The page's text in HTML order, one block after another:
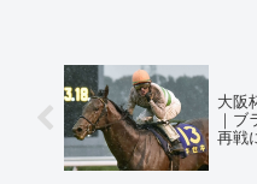
大阪
｜
再戦